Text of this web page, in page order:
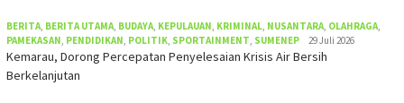
BERITA, BERITA UTAMA, BUDAYA, KEPULAUAN, KRIMINAL, NUSANTARA, OLAHRAGA,
PAMEKASAN, PENDIDIKAN, POLITIK, SPORTAINMENT, SUMENEP 29 Juli 2026
Kemarau, Dorong Percepatan Penyelesaian Krisis Air Bersih
Berkelanjutan